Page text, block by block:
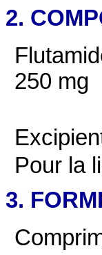
2.
250 mg
Pour la
3.